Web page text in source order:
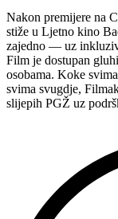
Hvaru”
Nakon premijere na
stiže u Ljetno kino
zajedno — uz
Film je dostupan
osobama. Koke
svima svugdje,
slijepih PGŽ uz